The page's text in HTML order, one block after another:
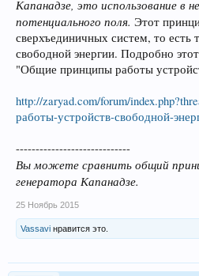
Капанадзе, это использование в
потенциального поля. Этот
сверхъединичных систем, то есть
свободной энергии. Подробно
"Общие принципы работы
http://zaryad.com/forum/
работы-устройств-свободной-
-----------------------------
Вы можете сравнить общий
генератора Капанадзе.
25 Ноябрь 2015
Vassavi нравится это.